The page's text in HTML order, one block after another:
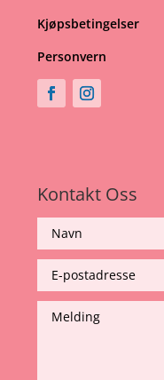
Kjøpsbetingelser
Personvern
Kontakt Oss